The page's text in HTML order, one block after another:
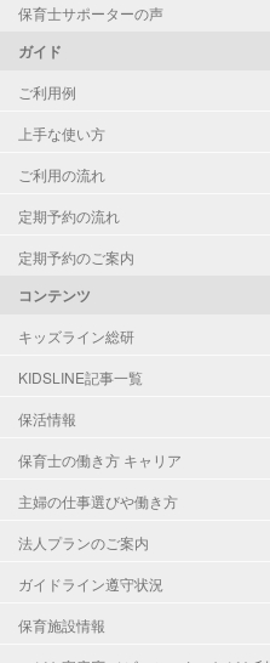
保育士サポーターの声
ガイド
ご利用例
上手な使い方
ご利用の流れ
定期予約の流れ
定期予約のご案内
コンテンツ
キッズライン総研
KIDSLINE記事一覧
保活情報
保育士の働き方 キャリア
主婦の仕事選びや働き方
法人プランのご案内
ガイドライン遵守状況
保育施設情報